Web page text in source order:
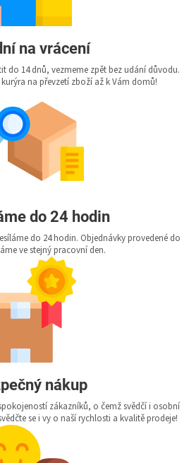
na vrácení
do 14 dnů, vezmeme zpět bez udání důvodu.
na převzetí zboží až k Vám domů!
do 24 hodin
do 24 hodin. Objednávky provedené do
ve stejný pracovní den.
nákup
zákazníků, o čemž svědčí i osobní
se i vy o naší rychlosti a kvalitě prodeje!